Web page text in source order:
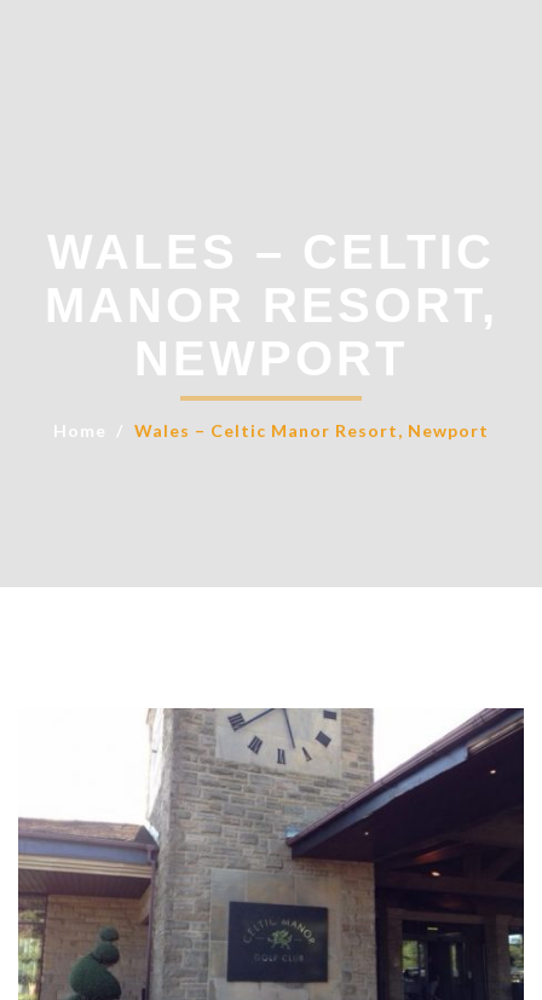
WALES – CELTIC
MANOR RESORT,
NEWPORT
Home Wales – Celtic Manor Resort, Newport